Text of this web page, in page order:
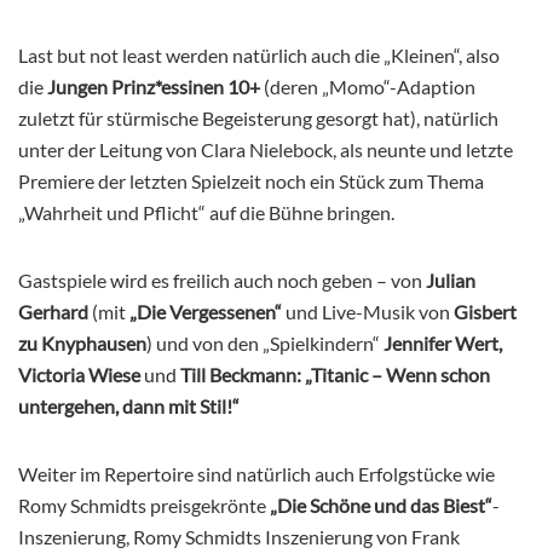
Last but not least werden natürlich auch die „Kleinen“, also
die Jungen Prinz*essinen 10+(deren „Momo“-Adaption
zuletzt für stürmische Begeisterung gesorgt hat), natürlich
unter der Leitung von Clara Nielebock, als neunte und letzte
Premiere der letzten Spielzeit noch ein Stück zum Thema
„Wahrheit und Pflicht“ auf die Bühne bringen.
Gastspiele wird es freilich auch noch geben – von Julian
Gerhard (mit „Die Vergessenen“ und Live-Musik von Gisbert
zu Knyphausen) und von den „Spielkindern“ Jennifer Wert,
Victoria Wieseund Till Beckmann: „Titanic – Wenn schon
untergehen, dann mit Stil!“
Weiter im Repertoire sind natürlich auch Erfolgstücke wie
Romy Schmidts preisgekrönte „Die Schöne und das Biest“-
Inszenierung, Romy Schmidts Inszenierung von Frank